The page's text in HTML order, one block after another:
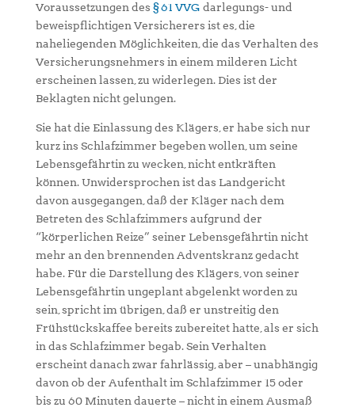
Voraussetzungen des§ 61 VVG darlegungs- und
beweispflichtigen Versicherers ist es, die
naheliegenden Möglichkeiten, die das Verhalten des
Versicherungsnehmers in einem milderen Licht
erscheinen lassen, zu widerlegen. Dies ist der
Beklagten nicht gelungen.
Sie hat die Einlassung des Klägers, er habe sich nur
kurz ins Schlafzimmer begeben wollen, um seine
Lebensgefährtin zu wecken, nicht entkräften
können. Unwidersprochen ist das Landgericht
davon ausgegangen, daß der Kläger nach dem
Betreten des Schlafzimmers aufgrund der
“körperlichen Reize” seiner Lebensgefährtin nicht
mehr an den brennenden Adventskranz gedacht
habe. Für die Darstellung des Klägers, von seiner
Lebensgefährtin ungeplant abgelenkt worden zu
sein, spricht im übrigen, daß er unstreitig den
Frühstückskaffee bereits zubereitet hatte, als er sich
in das Schlafzimmer begab. Sein Verhalten
erscheint danach zwar fahrlässig, aber – unabhängig
davon ob der Aufenthalt im Schlafzimmer 15 oder
bis zu 60 Minuten dauerte – nicht in einem Ausmaß